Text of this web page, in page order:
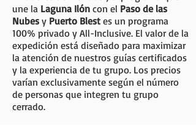
une la Laguna Ilón con el Paso de las
Nubes y Puerto Blest es un programa
100% privado y All-Inclusive. El valor de la
expedición está diseñado para maximizar
la atención de nuestros guías certificados
y la experiencia de tu grupo. Los precios
varían exclusivamente según el número
de personas que integren tu grupo
cerrado.